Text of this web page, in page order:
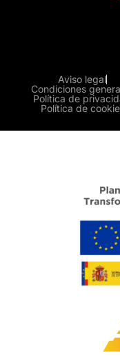
Aviso legal
Condiciones
Política de
Política de